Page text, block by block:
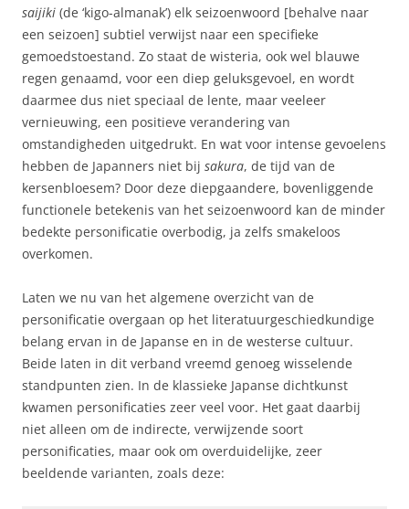
saijiki (de ‘kigo-almanak’) elk seizoenwoord [behalve naar
een seizoen] subtiel verwijst naar een specifieke
gemoedstoestand. Zo staat de wisteria, ook wel blauwe
regen genaamd, voor een diep geluksgevoel, en wordt
daarmee dus niet speciaal de lente, maar veeleer
vernieuwing, een positieve verandering van
omstandigheden uitgedrukt. En wat voor intense gevoelens
hebben de Japanners niet bij sakura, de tijd van de
kersenbloesem? Door deze diepgaandere, bovenliggende
functionele betekenis van het seizoenwoord kan de minder
bedekte personificatie overbodig, ja zelfs smakeloos
overkomen.
Laten we nu van het algemene overzicht van de
personificatie overgaan op het literatuurgeschiedkundige
belang ervan in de Japanse en in de westerse cultuur.
Beide laten in dit verband vreemd genoeg wisselende
standpunten zien. In de klassieke Japanse dichtkunst
kwamen personificaties zeer veel voor. Het gaat daarbij
niet alleen om de indirecte, verwijzende soort
personificaties, maar ook om overduidelijke, zeer
beeldende varianten, zoals deze: